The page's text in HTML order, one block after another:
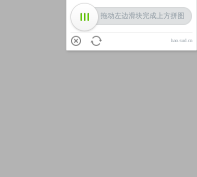
拖动左边滑块完成上方拼图
hao.sud.cn